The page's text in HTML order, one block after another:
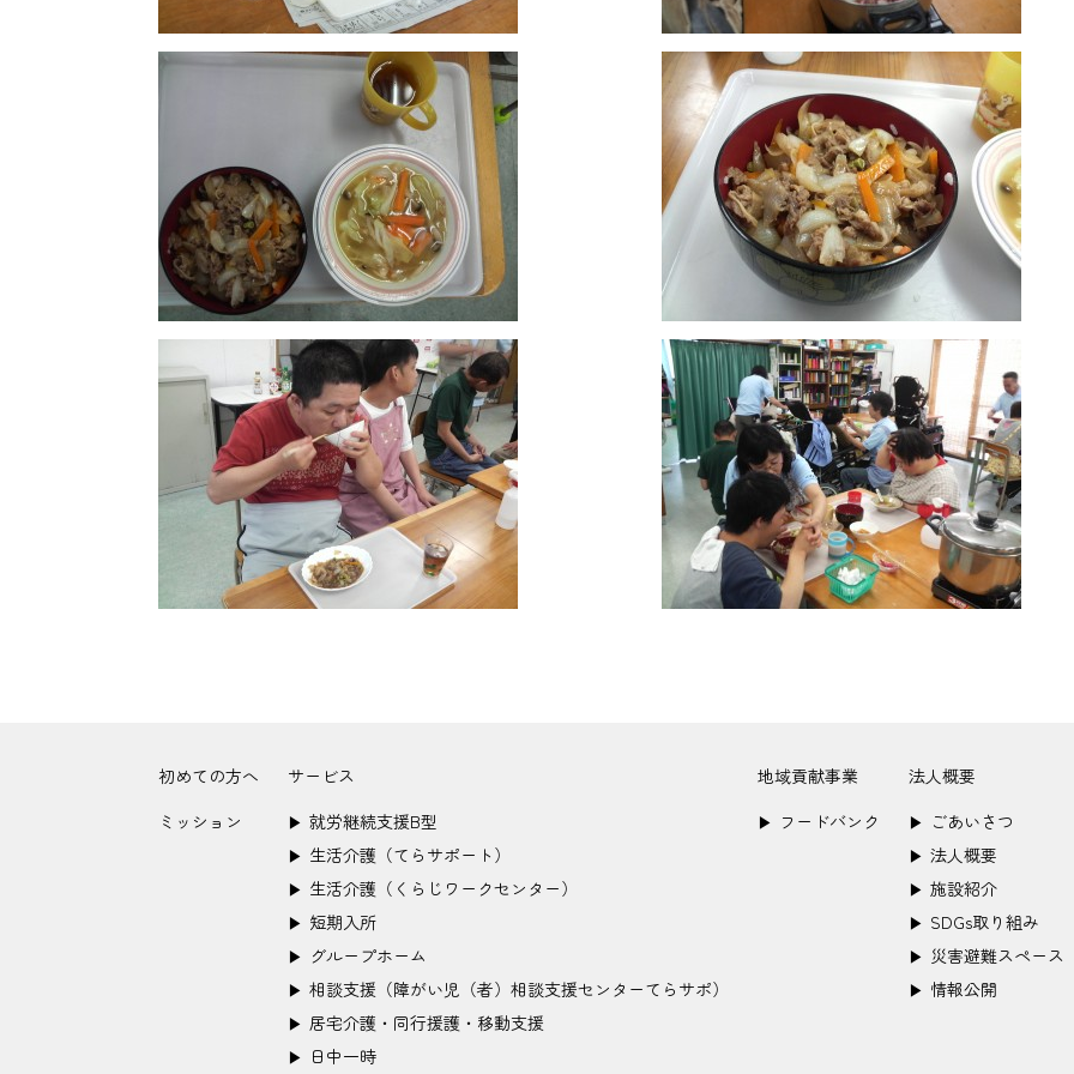
初めての方へ
ミッション
サービス
▶︎ 就労継続支援B型
▶︎ 生活介護（てらサポート）
▶︎ 生活介護（くらじワークセンター）
▶︎ 短期入所
▶︎ グループホーム
▶︎ 相談支援（障がい児（者）相談支援センターてらサポ）
▶︎ 居宅介護・同行援護・移動支援
▶︎ 日中一時
地域貢献事業
▶︎ フードバンク
法人概要
▶︎ ごあいさつ
▶︎ 法人概要
▶︎ 施設紹介
▶︎ SDGs取り組み
▶︎ 災害避難スペース
▶︎ 情報公開